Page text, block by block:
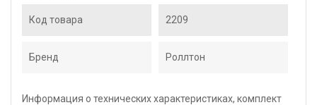
Код товара 2209
Бренд Роллтон
Информация о технических характеристиках, комплект